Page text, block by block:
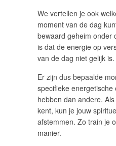
We vertellen je ook
moment van de dag
bewaard geheim onder
is dat de energie op
van de dag niet gelijk is.
Er zijn dus bepaalde
specifieke
hebben dan andere.
kent, kun je jouw
afstemmen. Zo train je
manier.